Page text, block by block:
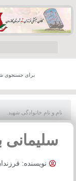
برای جستجوی
سلیمانی
نویسنده: